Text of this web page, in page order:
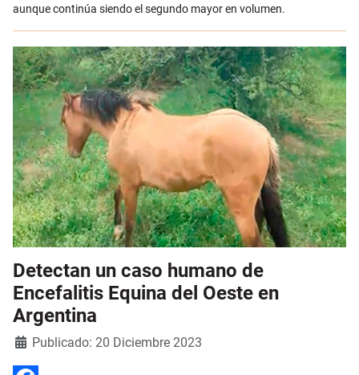
aunque continúa siendo el segundo mayor en volumen.
Detectan un caso humano de
Encefalitis Equina del Oeste en
Argentina
Detalles
Publicado: 20 Diciembre 2023